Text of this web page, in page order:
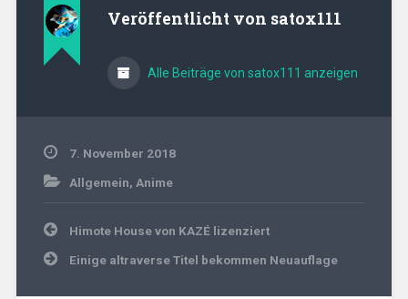
Veröffentlicht von satox111
Alle Beiträge von satox111 anzeigen
7. November 2018
Allgemein, Anime
Beitragsnavigation
Himote House von KAZÉ lizenziert
Einige altraverse Titel bekommen Neuauflage